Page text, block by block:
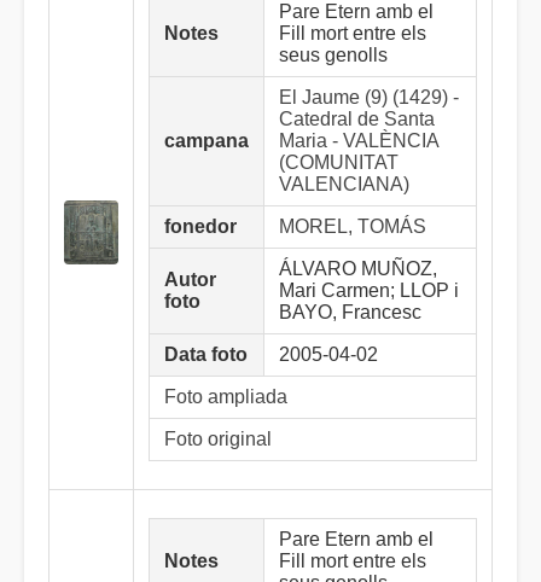
Notes
Pare Etern amb el
Fill mort entre els
seus genolls
campana
El Jaume (9) (1429) -
Catedral de Santa
Maria - VALÈNCIA
(COMUNITAT
VALENCIANA)
fonedor MOREL, TOMÁS
Autor
foto
ÁLVARO MUÑOZ,
Mari Carmen; LLOP i
BAYO, Francesc
Data foto 2005-04-02
Foto ampliada
Foto original
Notes
Pare Etern amb el
Fill mort entre els